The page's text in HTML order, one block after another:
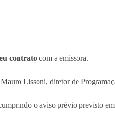
contrato com a emissora.
Lissoni, diretor de
o aviso prévio previsto em